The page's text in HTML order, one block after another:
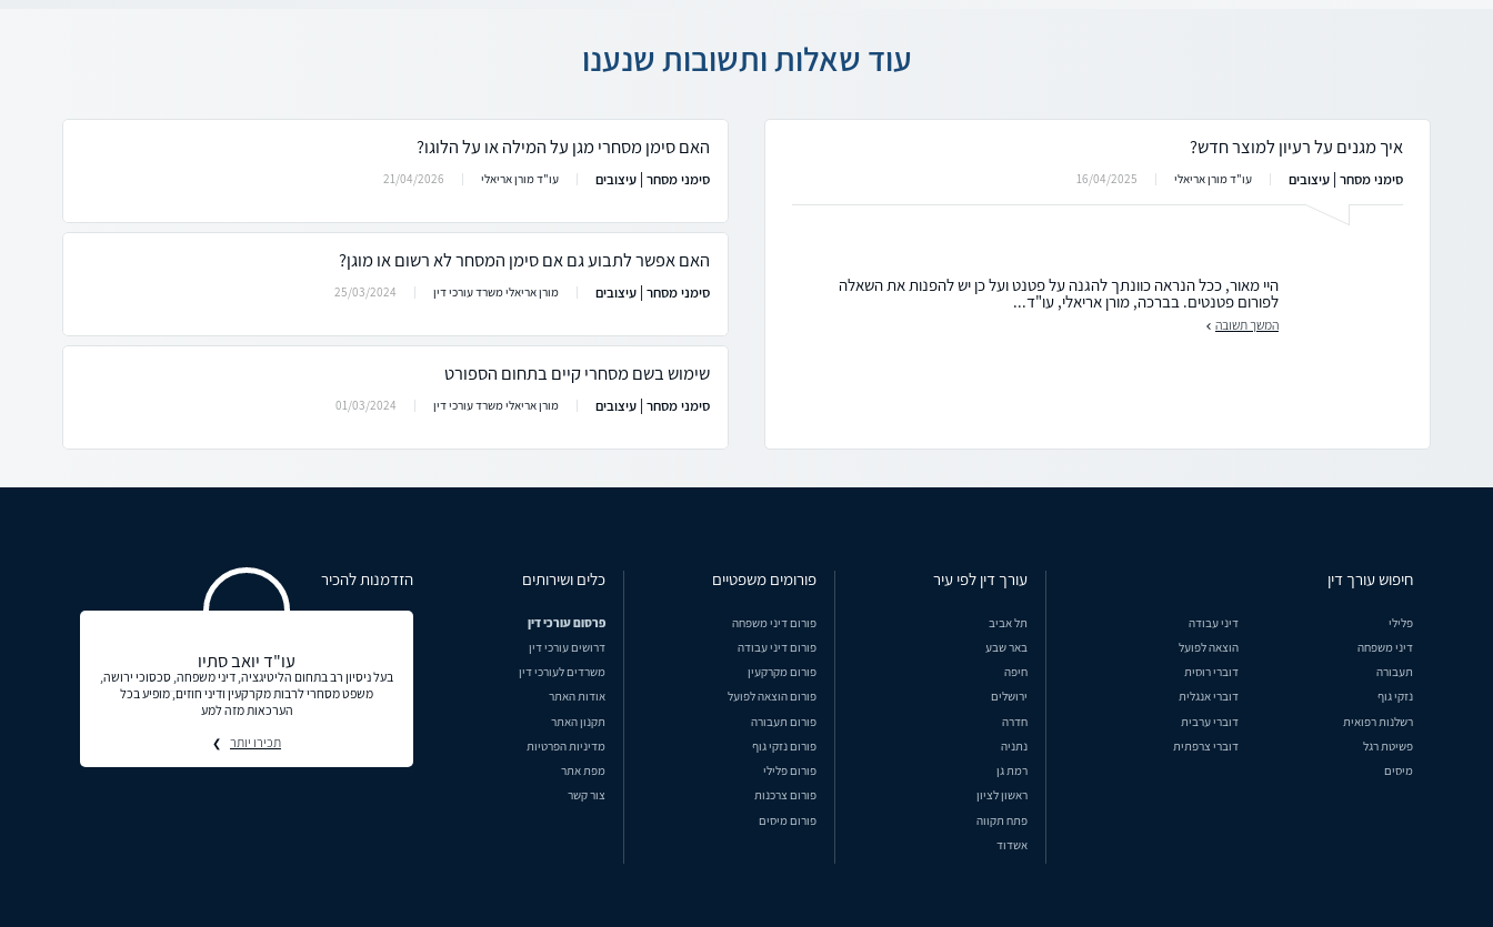
עוד שאלות ותשובות שנענו
איך מגנים על רעיון למוצר חדש?
סימני מסחר | עיצובים עו"ד מורן אריאלי 16/04/2025
היי מאור, ככל הנראה כוונתך להגנה על פטנט ועל כן יש להפנות את השאלה
לפורום פטנטים. בברכה, מורן אריאלי, עו"ד...
המשך תשובה
האם סימן מסחרי מגן על המילה או על הלוגו?
סימני מסחר | עיצובים עו"ד מורן אריאלי 21/04/2026
האם אפשר לתבוע גם אם סימן המסחר לא רשום או מוגן?
סימני מסחר | עיצובים מורן אריאלי משרד עורכי דין 25/03/2024
שימוש בשם מסחרי קיים בתחום הספורט
סימני מסחר | עיצובים מורן אריאלי משרד עורכי דין 01/03/2024
חיפוש עורך דין
פלילי
דיני עבודה
דיני משפחה
הוצאה לפועל
תעבורה
דוברי רוסית
נזקי גוף
דוברי אנגלית
רשלנות רפואית
דוברי ערבית
פשיטת רגל
דוברי צרפתית
מיסים
עורך דין לפי עיר
תל אביב
באר שבע
חיפה
ירושלים
חדרה
נתניה
רמת גן
ראשון לציון
פתח תקווה
אשדוד
פורומים משפטיים
פורום דיני משפחה
פורום דיני עבודה
פורום מקרקעין
פורום הוצאה לפועל
פורום תעבורה
פורום נזקי גוף
פורום פלילי
פורום צרכנות
פורום מיסים
כלים ושירותים
פרסום עורכי דין
דרושים עורכי דין
משרדים לעורכי דין
אודות האתר
תקנון האתר
מדיניות הפרטיות
מפת אתר
צור קשר
הזדמנות להכיר
עו"ד יואב סתיו
בעל ניסיון רב בתחום הליטיגציה, דיני משפחה, סכסוכי ירושה,
משפט מסחרי לרבות מקרקעין ודיני חוזים, מופיע בכל
הערכאות מזה למע
תכירו יותר